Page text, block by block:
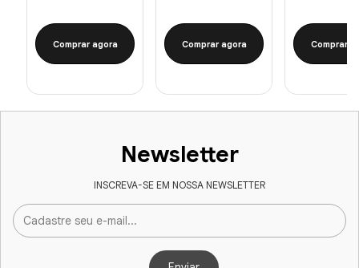
Comprar agora Comprar agora Comprar
Newsletter
INSCREVA-SE EM NOSSA NEWSLETTER